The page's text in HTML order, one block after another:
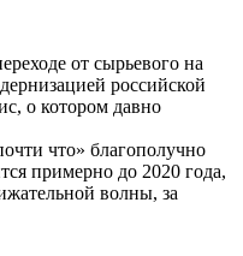
от сырьевого на
российской
о котором давно
что» благополучно
примерно до 2020 года,
волны, за